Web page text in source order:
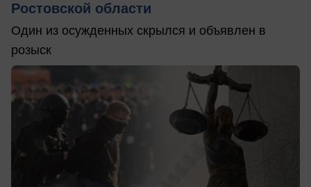
Ростовской области
Один из осужденных скрылся и объявлен в
розыск